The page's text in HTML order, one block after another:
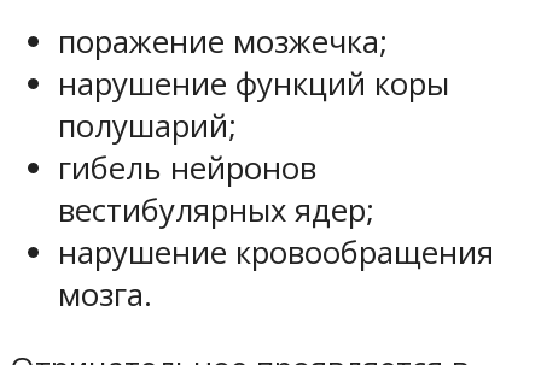
поражение мозжечка;
нарушение функций коры
полушарий;
гибель нейронов
вестибулярных ядер;
нарушение кровообращения
мозга.